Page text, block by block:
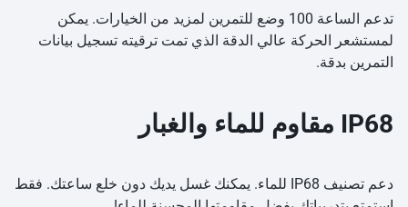
تدعم الساعة 100 وضع للتمرين لمزيد من الخيارات. يمكن
لمستشعر الحركة عالي الدقة الذي تمت ترقيته تسجيل بيانات
التمرين بدقة.
IP68 مقاوم للماء والغبار
دعم تصنيف IP68 للماء. يمكنك غسل يديك دون خلع ساعتك. فقط